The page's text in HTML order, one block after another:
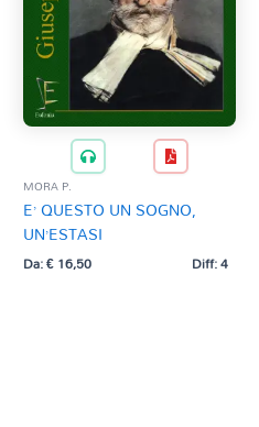
MORA P.
E’ QUESTO UN SOGNO,
UN’ESTASI
Da:€16,50 Diff: 4